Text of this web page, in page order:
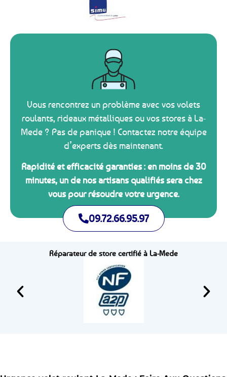
Vous rencontrez un problème avec vos volets
roulants, rideaux métalliques ou vos stores à La-
Mede ? Pas de panique ! Contactez notre équipe
d’experts dès maintenant.
Rapidité et efficacité garanties : en moins de 30
minutes, un de nos artisans qualifiés sera chez
vous pour résoudre votre urgence.
09.72.66.95.97
Réparateur de store certifié à La-Mede